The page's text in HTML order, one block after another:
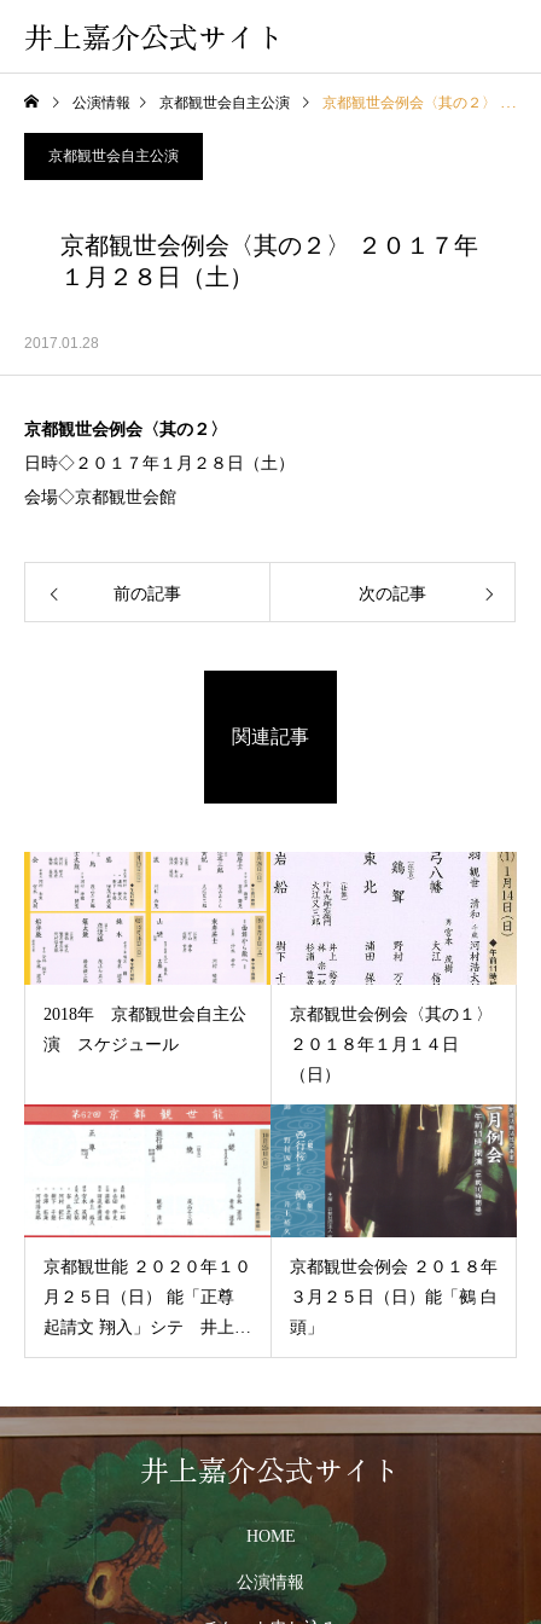
井上嘉介公式サイト
公演情報 京都観世会自主公演 京都観世会例会〈其の２〉 ２０１７年１月２８日（土）
京都観世会自主公演
京都観世会例会〈其の２〉 ２０１７年
１月２８日（土）
2017.01.28
京都観世会例会〈其の２〉
日時◇２０１７年１月２８日（土）
会場◇京都観世会館
前の記事 次の記事
関連記事
2018年 京都観世会自主公
演 スケジュール
京都観世会例会〈其の１〉
２０１８年１月１４日
（日）
京都観世能 ２０２０年１０
月２５日（日） 能「正尊
起請文 翔入」シテ 井上裕
久
京都観世会例会 ２０１８年
３月２５日（日）能「鵺 白
頭」
井上嘉介公式サイト
HOME
公演情報